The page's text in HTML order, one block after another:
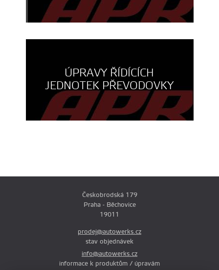
ÚPRAVY ŘÍDÍCÍCH
JEDNOTEK PŘEVODOVKY
Českobrodská 179
Praha - Běchovice
19011
prodej@autowerks.cz
stav objednávek
info@autowerks.cz
informace k produktům / úpravám